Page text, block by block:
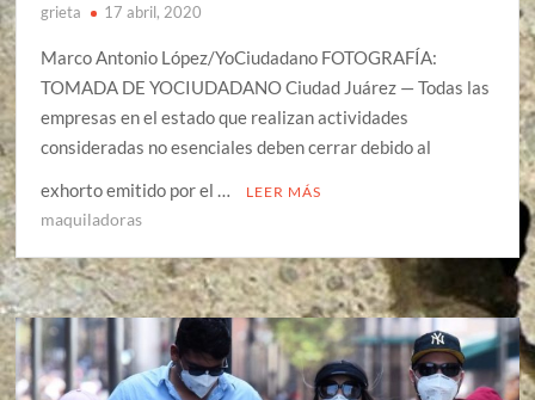
grieta 17 abril, 2020
Marco Antonio López/YoCiudadano FOTOGRAFÍA:
TOMADA DE YOCIUDADANO Ciudad Juárez — Todas las
empresas en el estado que realizan actividades
consideradas no esenciales deben cerrar debido al
exhorto emitido por el …
LEER MÁS
maquiladoras